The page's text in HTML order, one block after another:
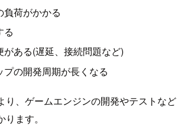
荷がかかる
る
がある(遅延、接続問題など)
の開発周期が長くなる
り、ゲームエンジンの開発やテストなど
ます。